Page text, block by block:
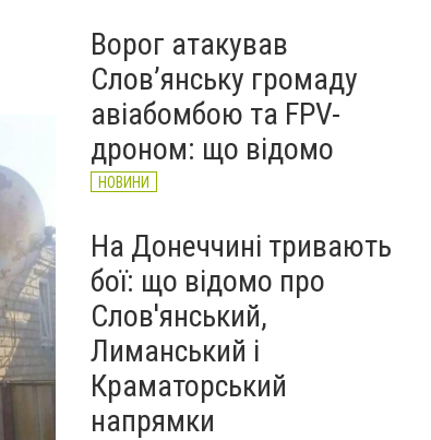
Ворог атакував
Слов’янську громаду
авіабомбою та FPV-
дроном: що відомо
НОВИНИ
На Донеччині тривають
бої: що відомо про
Слов'янський,
Лиманський і
Краматорський
напрямки